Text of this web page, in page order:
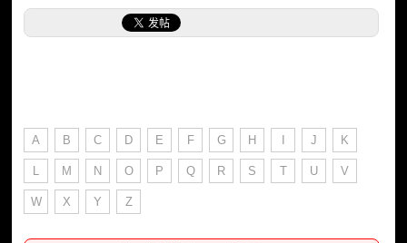
A B C D E F G H I J K
L M N O P Q R S T U V
W X Y Z